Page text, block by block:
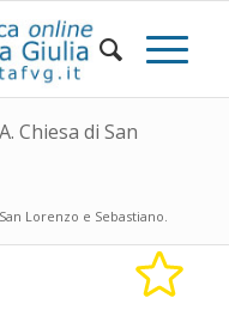
Chiesa di San
Lorenzo e Sebastiano.